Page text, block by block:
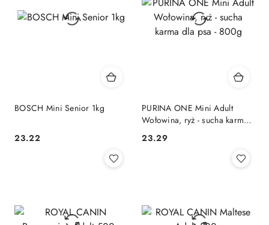
BOSCH Mini Senior 1kg
Cena:
23.22
PURINA ONE Mini Adult
Wołowina, ryż - sucha karma
Cena:
23.29